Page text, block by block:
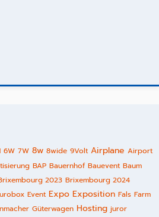
6W 7W 8w 8wide 9Volt Airplane Airport
BAP Bauernhof Bauevent Baum
2023 Brixembourg 2024
Event Expo Exposition Fals Farm
Güterwagen Hosting juror